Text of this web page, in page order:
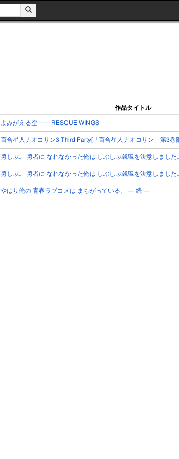
作品タイトル
よみがえる空 ──RESCUE WINGS
百合星人ナオコサン3 Third Party[「百合星人ナオコサン」第3巻
勇しぶ。 勇者に なれなかった俺は しぶしぶ就職を決意しました
勇しぶ。 勇者に なれなかった俺は しぶしぶ就職を決意しました
やはり俺の 青春ラブコメは まちがっている。 ― 続 ―